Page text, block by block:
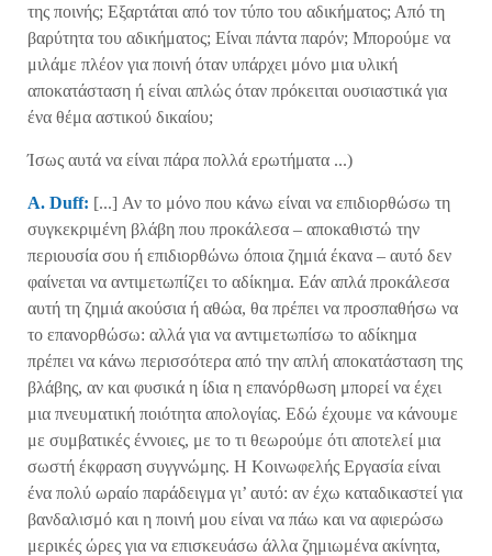
της ποινής; Εξαρτάται από τον τύπο του αδικήματος; Από τη
βαρύτητα του αδικήματος; Είναι πάντα παρόν; Μπορούμε να
μιλάμε πλέον για ποινή όταν υπάρχει μόνο μια υλική
αποκατάσταση ή είναι απλώς όταν πρόκειται ουσιαστικά για
ένα θέμα αστικού δικαίου;
Ίσως αυτά να είναι πάρα πολλά ερωτήματα ...)
A. Duff: [...] Αν το μόνο που κάνω είναι να επιδιορθώσω τη
συγκεκριμένη βλάβη που προκάλεσα – αποκαθιστώ την
περιουσία σου ή επιδιορθώνω όποια ζημιά έκανα – αυτό δεν
φαίνεται να αντιμετωπίζει το αδίκημα. Εάν απλά προκάλεσα
αυτή τη ζημιά ακούσια ή αθώα, θα πρέπει να προσπαθήσω να
το επανορθώσω: αλλά για να αντιμετωπίσω το αδίκημα
πρέπει να κάνω περισσότερα από την απλή αποκατάσταση της
βλάβης, αν και φυσικά η ίδια η επανόρθωση μπορεί να έχει
μια πνευματική ποιότητα απολογίας. Εδώ έχουμε να κάνουμε
με συμβατικές έννοιες, με το τι θεωρούμε ότι αποτελεί μια
σωστή έκφραση συγγνώμης. Η Κοινωφελής Εργασία είναι
ένα πολύ ωραίο παράδειγμα γι’ αυτό: αν έχω καταδικαστεί για
βανδαλισμό και η ποινή μου είναι να πάω και να αφιερώσω
μερικές ώρες για να επισκευάσω άλλα ζημιωμένα ακίνητα,